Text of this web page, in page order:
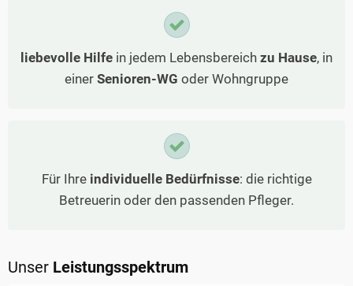
liebevolle Hilfe in jedem Lebensbereich zu Hause, in
einer Senioren-WG oder Wohngruppe
Für Ihre individuelle Bedürfnisse: die richtige
Betreuerin oder den passenden Pfleger.
Unser Leistungsspektrum